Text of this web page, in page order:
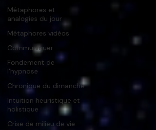
Métaphores et
analogies du jour
Métaphores vidéos
Communiquer
Fondement de
l'hypnose
Chronique du dimanche
Intuition heuristique et
holistique
Crise de milieu de vie